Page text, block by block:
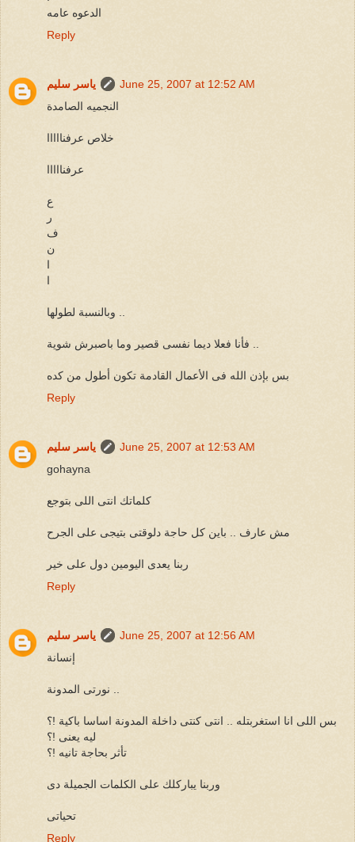
الدعوه عامه
Reply
ياسر سليم
June 25, 2007 at 12:52 AM
النجميه الصامدة
خلاص عرفنااااا
عرفنااااا
ع
ر
ف
ن
ا
ا
بس بإذن الله فى الأعمال القادمة تكون أطول من كده
Reply
ياسر سليم
June 25, 2007 at 12:53 AM
gohayna
كلماتك انتى اللى بتوجع
مش عارف .. باين كل حاجة دلوقتى بتيجى على الجرح
ربنا يعدى اليومين دول على خير
Reply
ياسر سليم
June 25, 2007 at 12:56 AM
إنسانة
بس اللى انا استغربتله .. انتى كنتى داخلة المدونة اساسا باكية !؟
ليه يعنى !؟
تأثر بحاجة تانيه !؟
وربنا يباركلك على الكلمات الجميلة دى
تحياتى
Reply